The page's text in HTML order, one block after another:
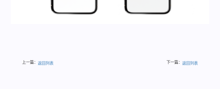
上一篇： 返回列表 下一篇：返回列表